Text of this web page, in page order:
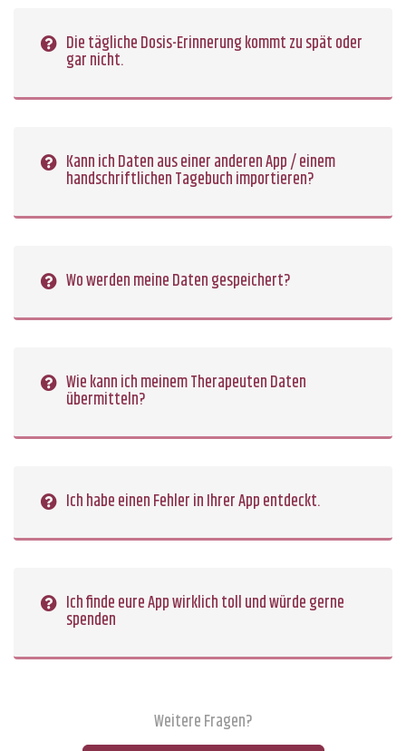
Die tägliche Dosis-Erinnerung kommt zu spät oder
gar nicht.
Kann ich Daten aus einer anderen App / einem
handschriftlichen Tagebuch importieren?
Wo werden meine Daten gespeichert?
Wie kann ich meinem Therapeuten Daten
übermitteln?
Ich habe einen Fehler in Ihrer App entdeckt.
Ich finde eure App wirklich toll und würde gerne
spenden
Weitere Fragen?